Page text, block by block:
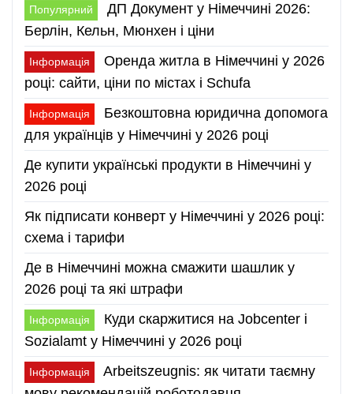
Популярний
ДП Документ у Німеччині 2026:
Берлін, Кельн, Мюнхен і ціни
Інформація
Оренда житла в Німеччині у 2026
році: сайти, ціни по містах і Schufa
Інформація
Безкоштовна юридична допомога
для українців у Німеччині у 2026 році
Де купити українські продукти в Німеччині у
2026 році
Як підписати конверт у Німеччині у 2026 році:
схема і тарифи
Де в Німеччині можна смажити шашлик у
2026 році та які штрафи
Інформація
Куди скаржитися на Jobcenter і
Sozialamt у Німеччині у 2026 році
Інформація
Arbeitszeugnis: як читати таємну